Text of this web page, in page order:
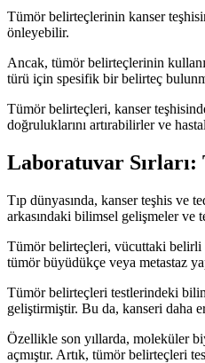
Tümör belirteçlerinin kanser
önleyebilir.
Ancak, tümör belirteçlerinin
türü için spesifik bir belirteç
Tümör belirteçleri, kanser
doğruluklarını artırabilirler ve
Laboratuvar
Tıp dünyasında, kanser teşhis ve
arkasındaki bilimsel gelişmeler ve
Tümör belirteçleri, vücuttaki belirli
tümör büyüdükçe veya metastaz
Tümör belirteçleri testlerindeki
geliştirmiştir. Bu da, kanseri daha
Özellikle son yıllarda, moleküler
açmıştır. Artık, tümör belirteçleri